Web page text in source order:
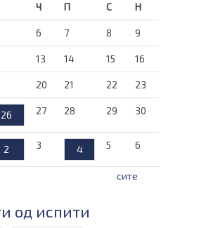
Ч П С Н
6 7 8 9
13 14 15 16
20 21 22 23
26 27 28 29 30
2 3 4 5 6
сите
од испити